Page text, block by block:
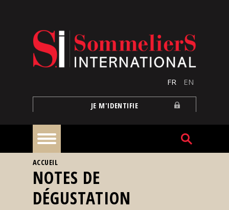
FR EN
JE M'IDENTIFIE
À
la
une
VOUS ÊTES ICI
ACCUEIL
NOTES DE
DÉGUSTATION